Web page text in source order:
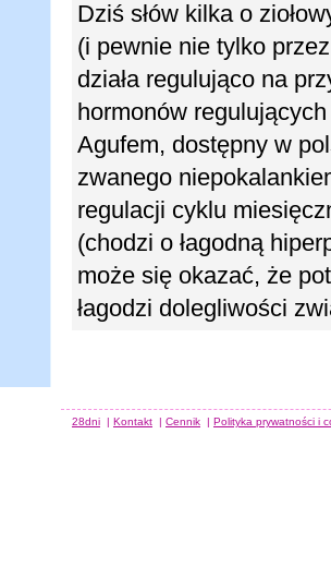
Dziś słów kilka o
(i pewnie nie tylko
działa regulująco na
hormonów
Agufem, dostępny w
zwanego
regulacji cyklu
(chodzi o łagodną
może się okazać, że
łagodzi dolegliwości
28dni | Kontakt | Cennik | Polityka prywatności i